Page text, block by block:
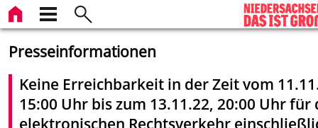
Presseinformationen
Keine Erreichbarkeit in der Zeit vom
15:00 Uhr bis zum 13.11.22, 20:00 Uhr für
elektronischen Rechtsverkehr